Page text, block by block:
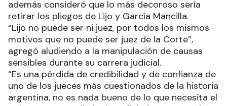
además consideró que lo más decoroso sería
retirar los pliegos de Lijo y García Mancilla.
“Lijo no puede ser ni juez, por todos los mismos
motivos que no puede ser juez de la Corte”,
agregó aludiendo a la manipulación de causas
sensibles durante su carrera judicial.
“Es una pérdida de credibilidad y de confianza de
uno de los jueces más cuestionados de la historia
argentina, no es nada bueno de lo que necesita el